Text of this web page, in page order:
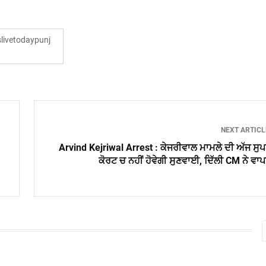
NEXT
Arvind Kejriwal Arrest : ਕੇਜਰੀਵਾਲ ਮਾਮਲੇ ਦੀ ਅੱਜ
ਕੋਰਟ ਚ ਨਹੀਂ ਹੋਵੇਗੀ ਸੁਣਵਾਈ, ਦਿੱਲੀ CM ਨੇ